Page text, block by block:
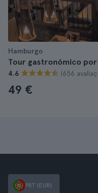
Hamburgo
Tour gastronómico
4.6 (656
49 €
PRT (EUR)